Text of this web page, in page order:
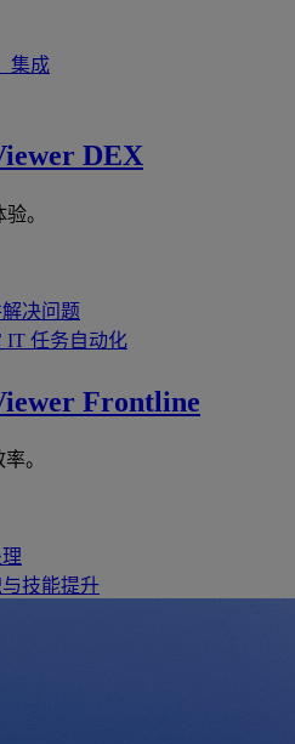
集成
DEX
。
决问题
IT 任务自动化
Frontline
。
技能提升